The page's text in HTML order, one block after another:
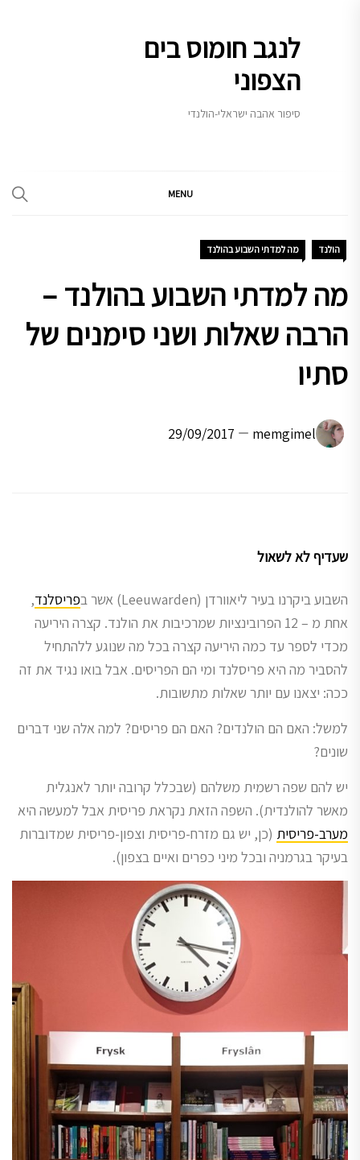
לנגב חומוס בים
הצפוני
סיפור אהבה ישראלי-הולנדי
MENU
הולנד מה למדתי השבוע בהולנד
מה למדתי השבוע בהולנד –
הרבה שאלות ושני סימנים של
סתיו
memgimel
29/09/2017
שעדיף לא לשאול
השבוע ביקרנו בעיר ליאוורדן (Leeuwarden) אשר ב פריסלנד,
אחת מ – 12 הפרובינציות שמרכיבות את הולנד. קצרה היריעה
מכדי לספר עד כמה היריעה קצרה בכל מה שנוגע ללהתחיל
להסביר מה היא פריסלנד ומי הם הפריסים. אבל בואו נגיד את זה
ככה: יצאנו עם יותר שאלות מתשובות.
למשל: האם הם הולנדים? האם הם פריסים? למה אלה שני דברים
שונים?
יש להם שפה רשמית משלהם (שבכלל קרובה יותר לאנגלית
מאשר להולנדית). השפה הזאת נקראת פריסית אבל למעשה היא
מערב-פריסית (כן, יש גם מזרח-פריסית וצפון-פריסית שמדוברות
בעיקר בגרמניה ובכל מיני כפרים ואיים בצפון).